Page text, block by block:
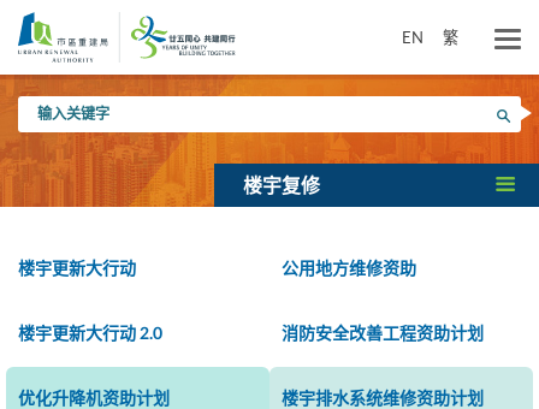
要
容
EN 繁
入
关
键
字
搜寻
楼宇复修
楼宇更新大行动 公用地方维修资助
楼宇更新大行动 2.0 消防安全改善工程资助计划
优化升降机资助计划 楼宇排水系统维修资助计划